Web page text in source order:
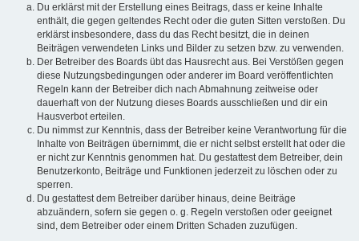
Du erklärst mit der Erstellung eines Beitrags, dass er keine Inhalte
enthält, die gegen geltendes Recht oder die guten Sitten verstoßen. Du
erklärst insbesondere, dass du das Recht besitzt, die in deinen
Beiträgen verwendeten Links und Bilder zu setzen bzw. zu verwenden.
Der Betreiber des Boards übt das Hausrecht aus. Bei Verstößen gegen
diese Nutzungsbedingungen oder anderer im Board veröffentlichten
Regeln kann der Betreiber dich nach Abmahnung zeitweise oder
dauerhaft von der Nutzung dieses Boards ausschließen und dir ein
Hausverbot erteilen.
Du nimmst zur Kenntnis, dass der Betreiber keine Verantwortung für die
Inhalte von Beiträgen übernimmt, die er nicht selbst erstellt hat oder die
er nicht zur Kenntnis genommen hat. Du gestattest dem Betreiber, dein
Benutzerkonto, Beiträge und Funktionen jederzeit zu löschen oder zu
sperren.
Du gestattest dem Betreiber darüber hinaus, deine Beiträge
abzuändern, sofern sie gegen o. g. Regeln verstoßen oder geeignet
sind, dem Betreiber oder einem Dritten Schaden zuzufügen.